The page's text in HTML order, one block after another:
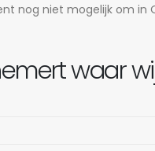
nog niet mogelijk om
waar